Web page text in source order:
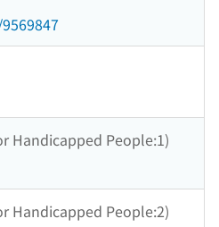
Handicapped People:1)
Handicapped People:2)